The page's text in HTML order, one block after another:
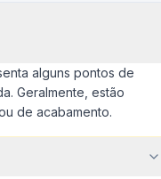
alguns pontos de
Geralmente, estão
de acabamento.